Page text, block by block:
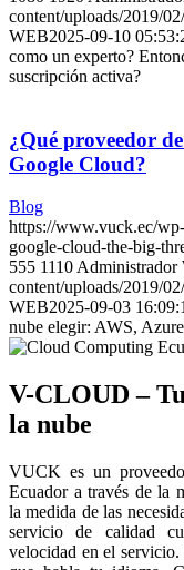
content/uploads/2019/
WEB2025-09-10
como un experto?
suscripción activa?
¿Qué proveedor
Google Cloud?
Blog
https://www.vuck.ec/
google-cloud-the-big-
555 1110 Administrador
content/uploads/2019/
WEB2025-09-03
nube elegir: AWS,
V-CLOUD –
la nube
VUCK es un
Ecuador a través de la
la medida de las
servicio de calidad
velocidad en el